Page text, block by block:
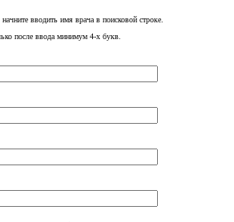
вводить имя врача в поисковой строке.
после ввода минимум 4-х букв.